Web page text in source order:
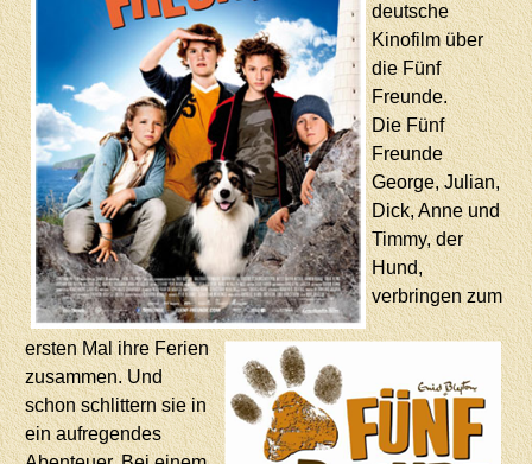
deutsche
Kinofilm über
die Fünf
Freunde.
Die Fünf
Freunde
George, Julian,
Dick, Anne und
Timmy, der
Hund,
verbringen zum
ersten Mal ihre Ferien
zusammen. Und
schon schlittern sie in
ein aufregendes